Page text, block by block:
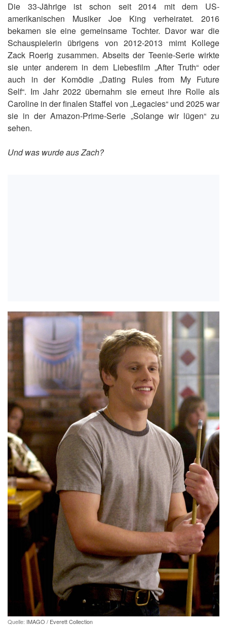
Die 33-Jährige ist schon seit 2014 mit dem US-
amerikanischen Musiker Joe King verheiratet. 2016
bekamen sie eine gemeinsame Tochter. Davor war die
Schauspielerin übrigens von 2012-2013 mimt Kollege
Zack Roerig zusammen. Abseits der Teenie-Serie wirkte
sie unter anderem in dem Liebesfilm „After Truth“ oder
auch in der Komödie „Dating Rules from My Future
Self“. Im Jahr 2022 übernahm sie erneut ihre Rolle als
Caroline in der finalen Staffel von „Legacies“ und 2025 war
sie in der Amazon-Prime-Serie „Solange wir lügen“ zu
sehen.
Und was wurde aus Zach?
Quelle: IMAGO / Everett Collection